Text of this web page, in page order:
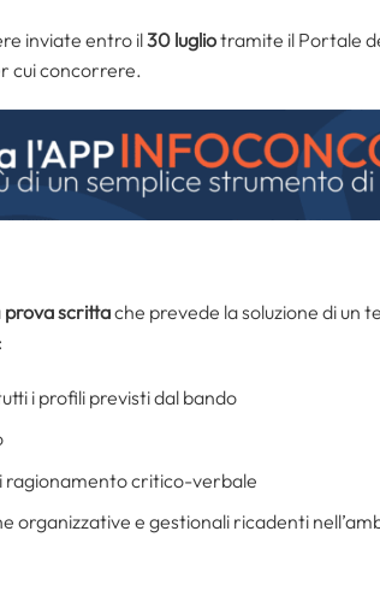
inviate entro il30 lugliotramite il Portale
cui concorrere.
prova scrittache prevede la soluzione di un
i profili previsti dal bando
ragionamento critico-verbale
organizzative e gestionali ricadenti